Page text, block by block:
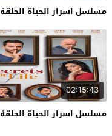
مسلسل اسرار الحياة الحلقة 6
02:15:43
مسلسل اسرار الحياة الحلقة 4